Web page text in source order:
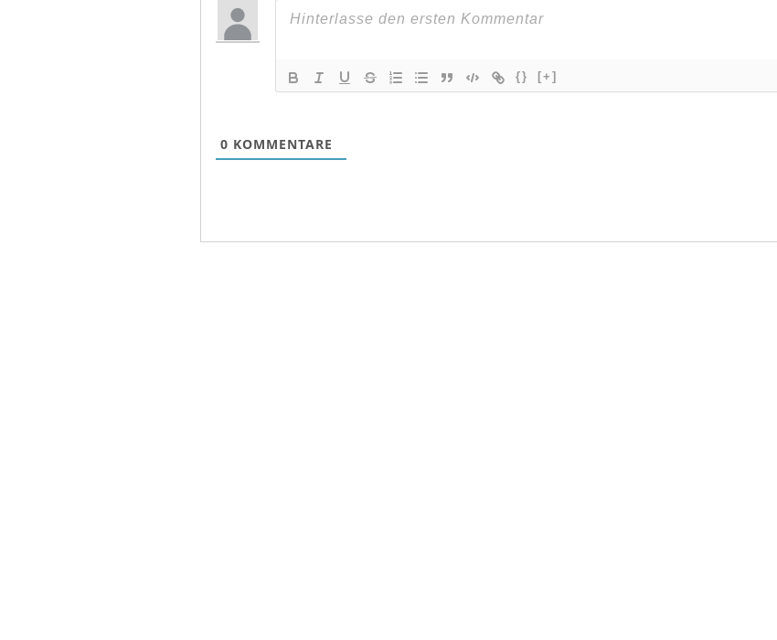
{} [+]
0 KOMMENTARE